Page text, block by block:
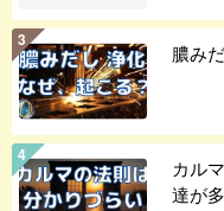
膿み
カル
達が